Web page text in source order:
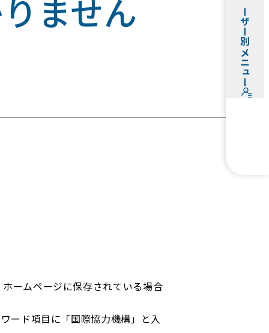
ません ユーザー別メニュー
ームページに保存されている場合
ード項目に「国際協力機構」と入